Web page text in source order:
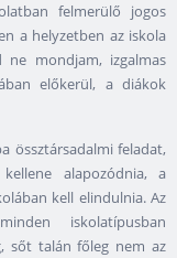
felmerülő jogos
a helyzetben az iskola
mondjam, izgalmas
előkerül, a diákok
össztársadalmi feladat,
alapozódnia, a
kell elindulnia. Az
iskolatípusban
sőt talán főleg nem az